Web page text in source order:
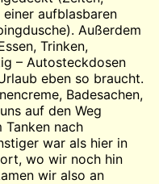
einer aufblasbaren
Außerdem
Trinken,
– Autosteckdosen
eben so braucht.
Badesachen,
auf den Weg
Tanken nach
war als hier in
wo wir noch hin
wir also an